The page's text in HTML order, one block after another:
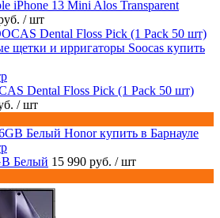
iPhone 13 Mini Alos Transparent
/ шт
Dental Floss Pick (1 Pack 50 шт)
/ шт
Белый 15 990 руб. / шт